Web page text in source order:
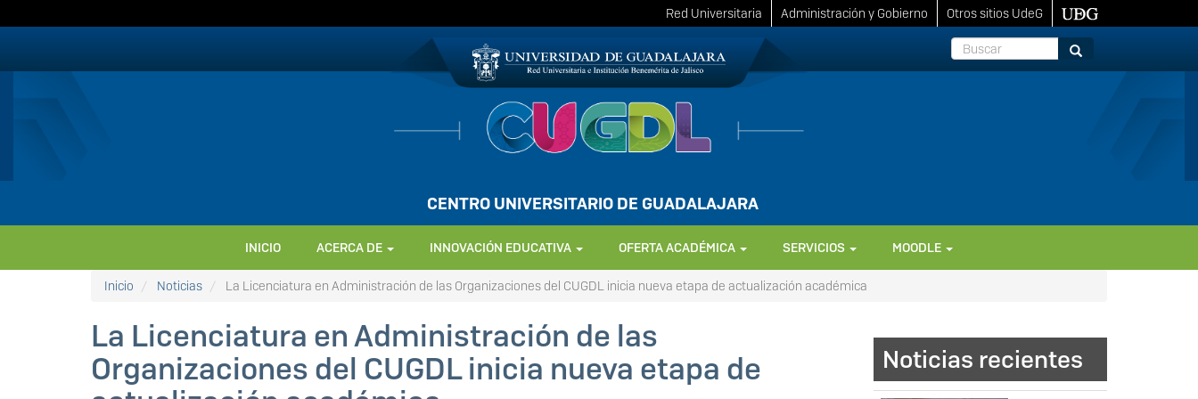
al
Red Universitaria Administración y Gobierno
Otros sitios UdeG
Buscar
Buscar
CENTRO UNIVERSITARIO DE GUADALAJARA
PRINCIPAL
INICIO ACERCA DE INNOVACIÓN EDUCATIVA OFERTA ACADÉMICA SERVICIOS MOODLE
Inicio Noticias La Licenciatura en Administración de las Organizaciones del CUGDL inicia nueva etapa de actualización académica
La Licenciatura en Administración de las
Organizaciones del CUGDL inicia nueva etapa de
Noticias recientes